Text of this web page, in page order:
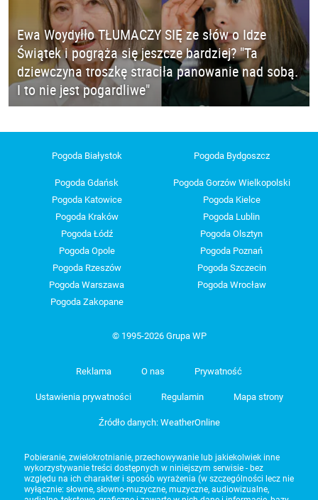
Ewa Woydyłło TŁUMACZY SIĘ ze słów o Idze
Świątek i pogrąża się jeszcze bardziej? "Ta
dziewczyna troszkę straciła panowanie nad sobą.
I to nie jest pogardliwe"
Pogoda Białystok Pogoda Bydgoszcz
Pogoda Gdańsk
Pogoda Gorzów Wielkopolski
Pogoda Katowice
Pogoda Kielce
Pogoda Kraków
Pogoda Lublin
Pogoda Łódź
Pogoda Olsztyn
Pogoda Opole
Pogoda Poznań
Pogoda Rzeszów
Pogoda Szczecin
Pogoda Warszawa
Pogoda Wrocław
Pogoda Zakopane
© 1995-2026 Grupa WP
Reklama O nas Prywatność
Ustawienia prywatności Regulamin Mapa strony
Źródło danych: WeatherOnline
Pobieranie, zwielokrotnianie, przechowywanie lub jakiekolwiek inne
wykorzystywanie treści dostępnych w niniejszym serwisie - bez
względu na ich charakter i sposób wyrażenia (w szczególności lecz nie
wyłącznie: słowne, słowno-muzyczne, muzyczne, audiowizualne,